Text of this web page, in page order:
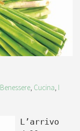
Benessere, Cucina, I
L’arrivo